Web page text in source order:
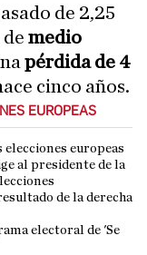
de 2,25
medio
pérdida de 4
cinco años.
EUROPEAS
europeas
al presidente de la
de la derecha
electoral de 'Se